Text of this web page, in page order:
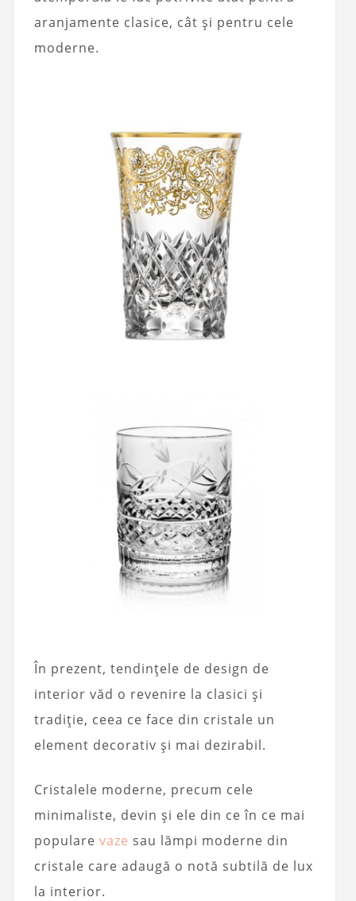
aranjamente clasice, cât și pentru cele
moderne.
În prezent, tendințele de design de
interior văd o revenire la clasici și
tradiție, ceea ce face din cristale un
element decorativ și mai dezirabil.
Cristalele moderne, precum cele
minimaliste, devin și ele din ce în ce mai
populare vaze sau lămpi moderne din
cristale care adaugă o notă subtilă de lux
la interior.